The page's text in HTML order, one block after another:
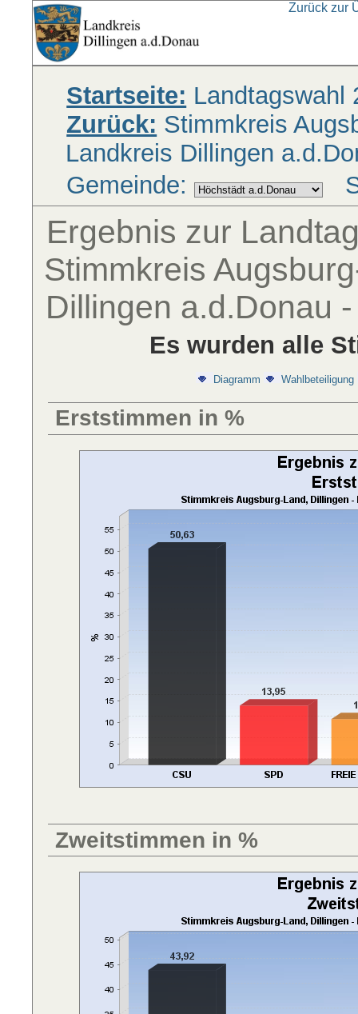
Zurück zur
Startseite: Landtagswahl
Zurück: Stimmkreis
Landkreis Dillingen
Gemeinde:
Ergebnis zur
Stimmkreis
Dillingen a.d.Donau
Es wurden alle
Diagramm Wahlbeteiligung
Erststimmen in %
Zweitstimmen in %